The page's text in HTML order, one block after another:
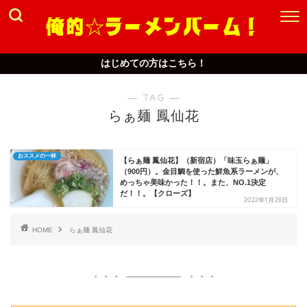
はじめての方はこちら！
― TAG ―
らぁ麺 鳳仙花
おススメの一杯
【らぁ麺 鳳仙花】（新宿店）「味玉らぁ麺」
（900円）。金目鯛を使った鮮魚系ラーメンが、
めっちゃ美味かった！！。また、NO.1決定
だ！！。【クローズ】
2022年1月28日
HOME らぁ麺 鳳仙花